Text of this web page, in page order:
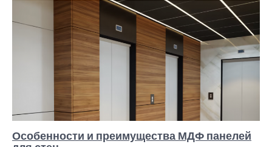
Особенности и преимущества МДФ панелей